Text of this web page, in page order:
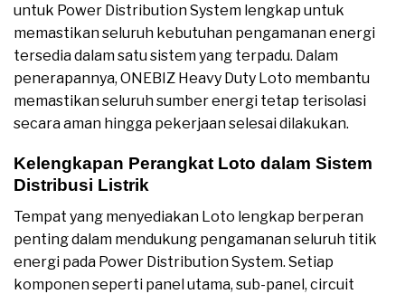
untuk Power Distribution System lengkap untuk
memastikan seluruh kebutuhan pengamanan energi
tersedia dalam satu sistem yang terpadu. Dalam
penerapannya, ONEBIZ Heavy Duty Loto membantu
memastikan seluruh sumber energi tetap terisolasi
secara aman hingga pekerjaan selesai dilakukan.
Kelengkapan Perangkat Loto dalam Sistem
Distribusi Listrik
Tempat yang menyediakan Loto lengkap berperan
penting dalam mendukung pengamanan seluruh titik
energi pada Power Distribution System. Setiap
komponen seperti panel utama, sub-panel, circuit